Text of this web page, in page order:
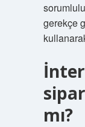
gerekçe
mı?